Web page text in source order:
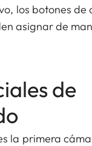
los botones de
asignar de
de
la primera